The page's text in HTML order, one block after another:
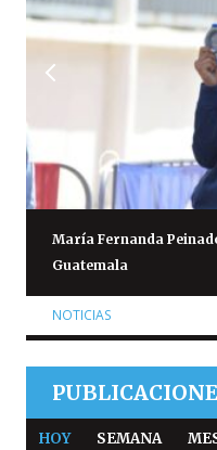
María Fernanda
Guatemala
NOTICIAS
HOY SEMANA